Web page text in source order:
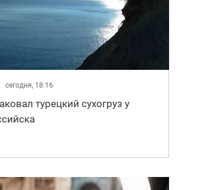
сегодня, 18:16
турецкий сухогруз у